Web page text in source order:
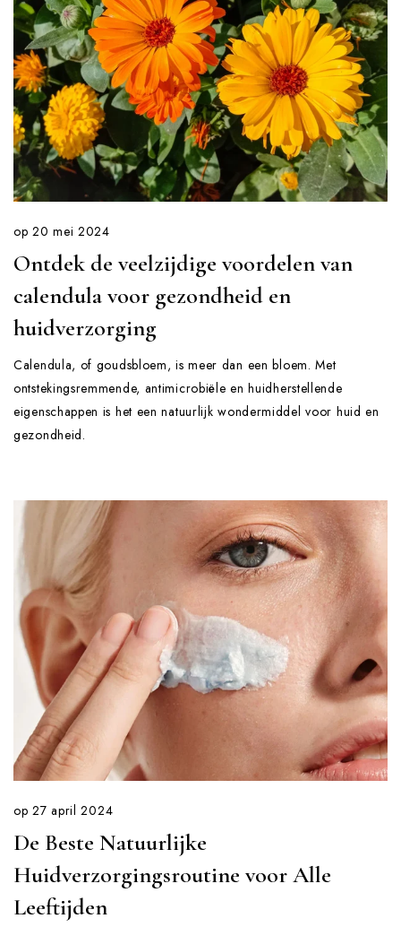
op20 mei 2024
Ontdek de veelzijdige voordelen van
calendula voor gezondheid en
huidverzorging
Calendula, of goudsbloem, is meer dan een bloem. Met
ontstekingsremmende, antimicrobiële en huidherstellende
eigenschappen is het een natuurlijk wondermiddel voor huid en
gezondheid.
op27 april 2024
De Beste Natuurlijke
Huidverzorgingsroutine voor Alle
Leeftijden